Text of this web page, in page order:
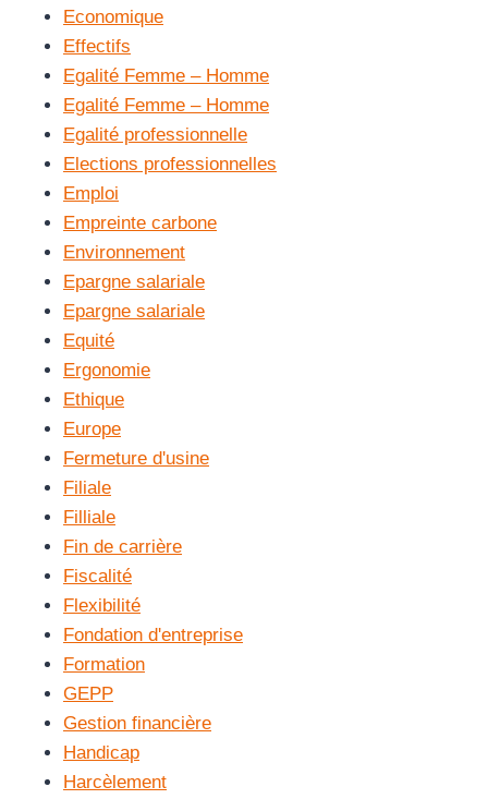
Economique
Effectifs
Egalité Femme – Homme
Egalité Femme – Homme
Egalité professionnelle
Elections professionnelles
Emploi
Empreinte carbone
Environnement
Epargne salariale
Epargne salariale
Equité
Ergonomie
Ethique
Europe
Fermeture d'usine
Filiale
Filliale
Fin de carrière
Fiscalité
Flexibilité
Fondation d'entreprise
Formation
GEPP
Gestion financière
Handicap
Harcèlement